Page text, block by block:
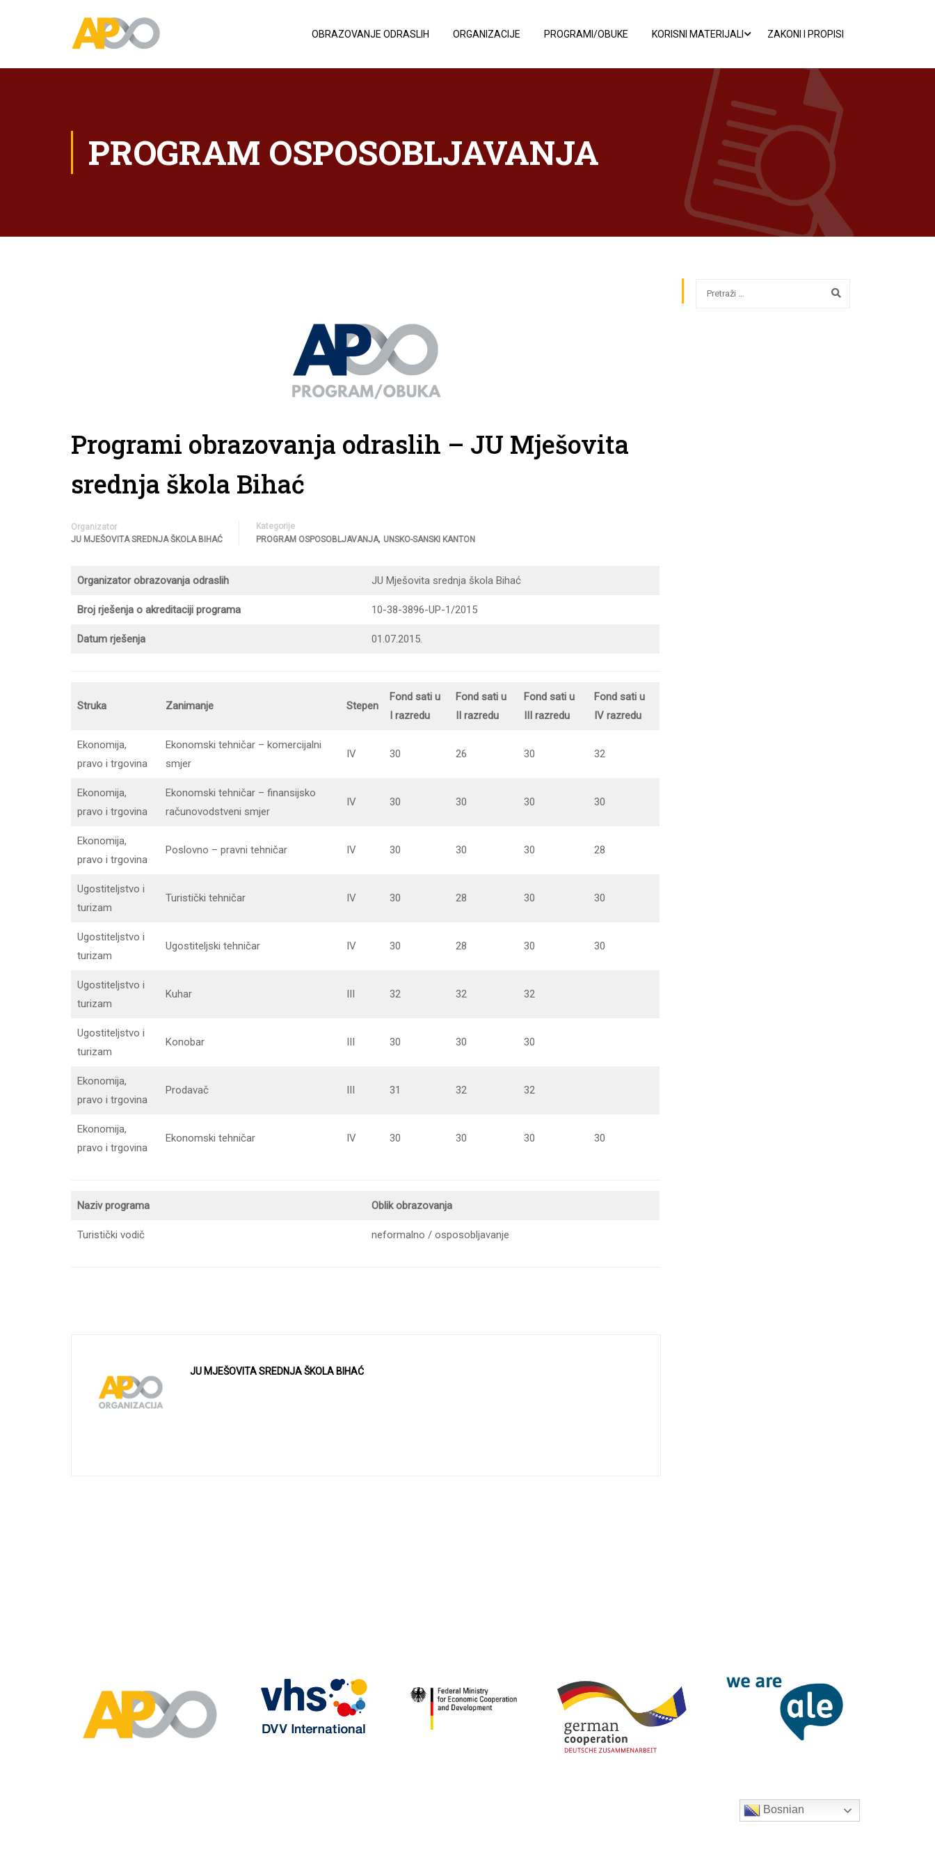
OBRAZOVANJE ODRASLIH ORGANIZACIJE PROGRAMI/OBUKE KORISNI MATERIJALI ZAKONI I PROPISI
PROGRAM OSPOSOBLJAVANJA
Programi obrazovanja odraslih – JU Mješovita
srednja škola Bihać
Organizator
JU MJEŠOVITA SREDNJA ŠKOLA BIHAĆ
Kategorije
PROGRAM OSPOSOBLJAVANJA, UNSKO-SANSKI KANTON
Organizator obrazovanja odraslih JU Mješovita srednja škola Bihać
Broj rješenja o akreditaciji programa 10-38-3896-UP-1/2015
Datum rješenja 01.07.2015.
Struka Zanimanje Stepen
Fond sati u
I razredu
Fond sati u
II razredu
Fond sati u
III razredu
Fond sati u
IV razredu
Ekonomija,
pravo i trgovina
Ekonomski tehničar – komercijalni
smjer
IV 30 26 30 32
Ekonomija,
pravo i trgovina
Ekonomski tehničar – finansijsko
računovodstveni smjer
IV 30 30 30 30
Ekonomija,
pravo i trgovina
Poslovno – pravni tehničar IV 30 30 30 28
Ugostiteljstvo i
turizam
Turistički tehničar IV 30 28 30 30
Ugostiteljstvo i
turizam
Ugostiteljski tehničar IV 30 28 30 30
Ugostiteljstvo i
turizam
Kuhar III 32 32 32
Ugostiteljstvo i
turizam
Konobar III 30 30 30
Ekonomija,
pravo i trgovina
Prodavač III 31 32 32
Ekonomija,
pravo i trgovina
Ekonomski tehničar IV 30 30 30 30
Naziv programa Oblik obrazovanja
Turistički vodič neformalno / osposobljavanje
JU MJEŠOVITA SREDNJA ŠKOLA BIHAĆ
Bosnian